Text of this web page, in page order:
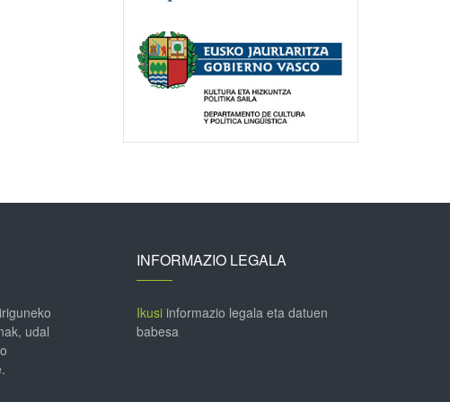
udal
INFORMAZIO LEGALA
Ikusiinformazio legala eta datuen
babesa